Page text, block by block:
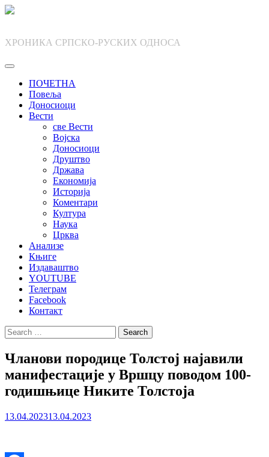
Skip
ХРОНИКА СРПСКО-РУСКИХ ОДНОСА
ПОЧЕТНА
Повеља
Доносиоци
Вести
све Вести
Војска
Доносиоци
Друштво
Држава
Економија
Историја
Коментари
Култура
Наука
Црква
Анализе
Књиге
Издаваштво
YOUTUBE
Телеграм
Facebook
Контакт
Search
for:
Чланови породице Толстој најавили
манифестације у Вршцу поводом 100-
годишњице Никите Толстоја
13.04.202313.04.2023